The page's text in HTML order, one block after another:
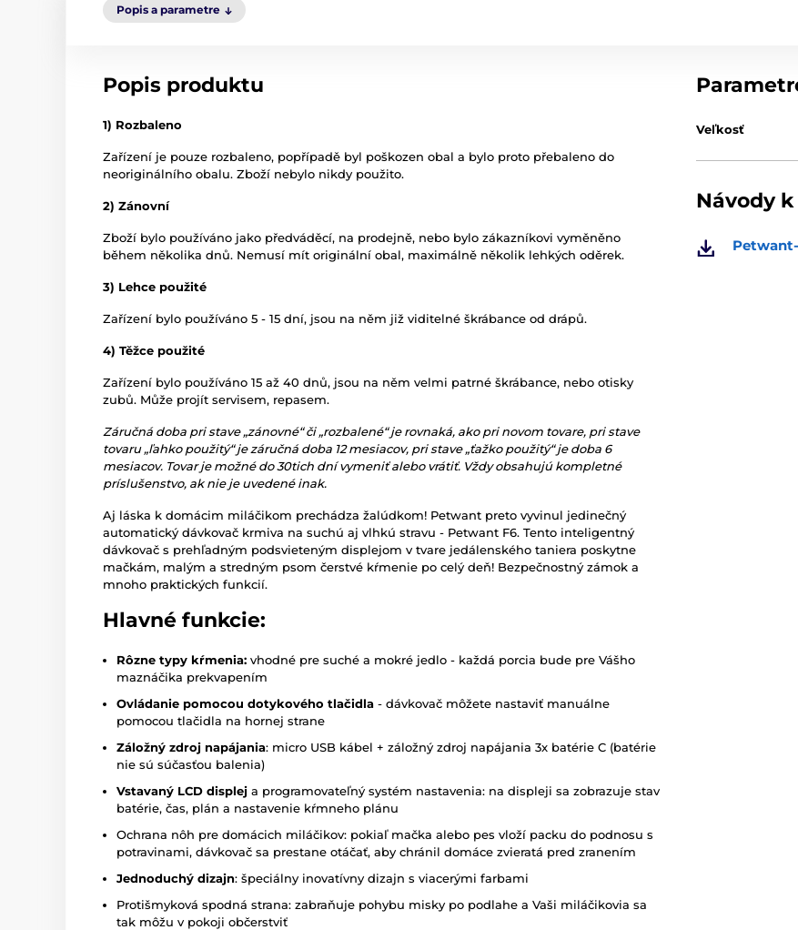
Popis a parametre
Popis produktu
1) Rozbaleno
Zařízení je pouze rozbaleno, popřípadě byl poškozen obal a bylo proto přebaleno do
neoriginálního obalu. Zboží nebylo nikdy použito.
2) Zánovní
Zboží bylo používáno jako předváděcí, na prodejně, nebo bylo zákazníkovi vyměněno
během několika dnů. Nemusí mít originální obal, maximálně několik lehkých oděrek.
3) Lehce použité
Zařízení bylo používáno 5 - 15 dní, jsou na něm již viditelné škrábance od drápů.
4) Těžce použité
Zařízení bylo používáno 15 až 40 dnů, jsou na něm velmi patrné škrábance, nebo otisky
zubů. Může projít servisem, repasem.
Záručná doba pri stave „zánovné“ či „rozbalené“ je rovnaká, ako pri novom tovare, pri stave
tovaru „ľahko použitý“ je záručná doba 12 mesiacov, pri stave „ťažko použitý“ je doba 6
mesiacov. Tovar je možné do 30tich dní vymeniť alebo vrátiť. Vždy obsahujú kompletné
príslušenstvo, ak nie je uvedené inak.
Aj láska k domácim miláčikom prechádza žalúdkom! Petwant preto vyvinul jedinečný
automatický dávkovač krmiva na suchú aj vlhkú stravu - Petwant F6. Tento inteligentný
dávkovač s prehľadným podsvieteným displejom v tvare jedálenského taniera poskytne
mačkám, malým a stredným psom čerstvé kŕmenie po celý deň! Bezpečnostný zámok a
mnoho praktických funkcií.
Hlavné funkcie:
Rôzne typy kŕmenia: vhodné pre suché a mokré jedlo - každá porcia bude pre Vášho
maznáčika prekvapením
Ovládanie pomocou dotykového tlačidla - dávkovač môžete nastaviť manuálne
pomocou tlačidla na hornej strane
Záložný zdroj napájania: micro USB kábel + záložný zdroj napájania 3x batérie C (batérie
nie sú súčasťou balenia)
Vstavaný LCD displej a programovateľný systém nastavenia: na displeji sa zobrazuje stav
batérie, čas, plán a nastavenie kŕmneho plánu
Ochrana nôh pre domácich miláčikov: pokiaľ mačka alebo pes vloží packu do podnosu s
potravinami, dávkovač sa prestane otáčať, aby chránil domáce zvieratá pred zranením
Jednoduchý dizajn: špeciálny inovatívny dizajn s viacerými farbami
Protišmyková spodná strana: zabraňuje pohybu misky po podlahe a Vaši miláčikovia sa
tak môžu v pokoji občerstviť
Veľkosť
Návody